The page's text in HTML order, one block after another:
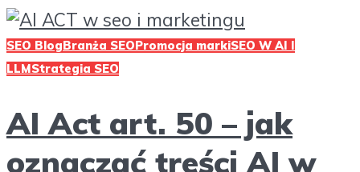
SEO BlogBranża SEOPromocja markiSEO W AI I
LLMStrategia SEO
AI Act art. 50 – jak
oznaczać treści AI w